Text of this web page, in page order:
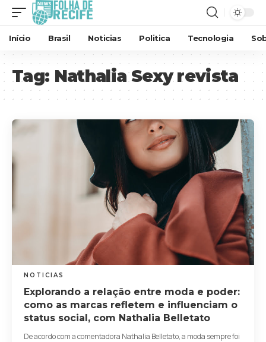
Início Brasil Noticias Politica Tecnologia
Tag: Nathalia Sexy revista
NOTICIAS
Explorando a relação entre moda e poder:
como as marcas refletem e influenciam o
status social, com Nathalia Belletato
De acordo com a comentadora Nathalia Belletato, a moda sempre foi